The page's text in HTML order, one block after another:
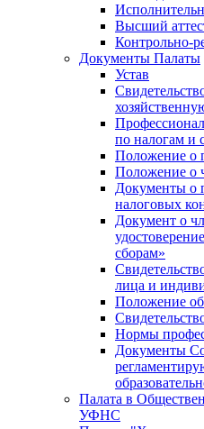
Высший
Контрольно-
Документы Палаты
Устав
по налогам и
Положение о
Положение о
Документы о
налоговых
Документ о
сборам»
лица и
Положение
Нормы
Документы
Палата в
УФНС